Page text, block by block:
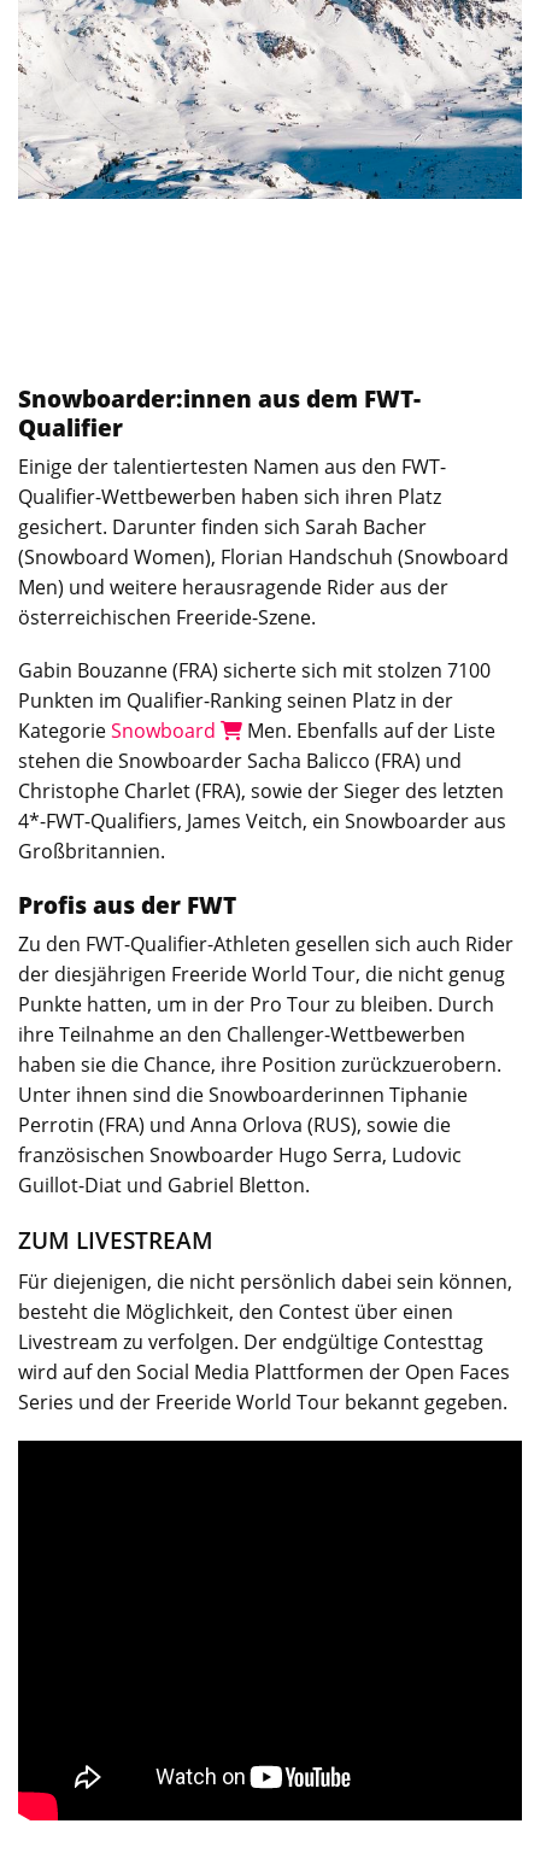
Snowboarder:innen aus dem FWT-
Qualifier
Einige der talentiertesten Namen aus den FWT-
Qualifier-Wettbewerben haben sich ihren Platz
gesichert. Darunter finden sich Sarah Bacher
(Snowboard Women), Florian Handschuh (Snowboard
Men) und weitere herausragende Rider aus der
österreichischen Freeride-Szene.
Gabin Bouzanne (FRA) sicherte sich mit stolzen 7100
Punkten im Qualifier-Ranking seinen Platz in der
KategorieSnowboard
Men. Ebenfalls auf der Liste
stehen die Snowboarder Sacha Balicco (FRA) und
Christophe Charlet (FRA), sowie der Sieger des letzten
4*-FWT-Qualifiers, James Veitch, ein Snowboarder aus
Großbritannien.
Profis aus der FWT
Zu den FWT-Qualifier-Athleten gesellen sich auch Rider
der diesjährigen Freeride World Tour, die nicht genug
Punkte hatten, um in der Pro Tour zu bleiben. Durch
ihre Teilnahme an den Challenger-Wettbewerben
haben sie die Chance, ihre Position zurückzuerobern.
Unter ihnen sind die Snowboarderinnen Tiphanie
Perrotin (FRA) und Anna Orlova (RUS), sowie die
französischen Snowboarder Hugo Serra, Ludovic
Guillot-Diat und Gabriel Bletton.
ZUM LIVESTREAM
Für diejenigen, die nicht persönlich dabei sein können,
besteht die Möglichkeit, den Contest über einen
Livestream zu verfolgen. Der endgültige Contesttag
wird auf den Social Media Plattformen der Open Faces
Series und der Freeride World Tour bekannt gegeben.